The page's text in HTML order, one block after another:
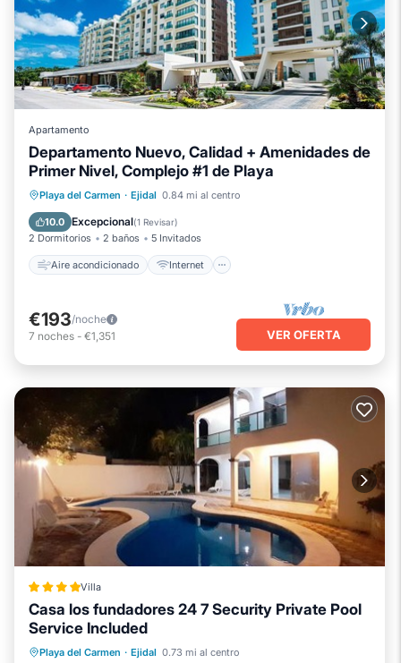
Apartamento
Departamento Nuevo, Calidad + Amenidades de
Primer Nivel, Complejo #1 de Playa
Playa del Carmen · Ejidal 0.84 mi al centro
10.0 Excepcional(1 Revisar)
2 Dormitorios 2 baños 5 Invitados
Aire acondicionado Internet
Aire acondicionado
Internet
Apto para niños
€193/noche
7 noches - €1,351 VER OFERTA
Villa
Casa los fundadores 24 7 Security Private Pool
Service Included
Playa del Carmen · Ejidal 0.73 mi al centro
Frente al mar Aparcamiento